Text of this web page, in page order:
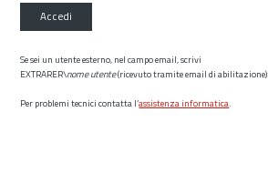
Accedi
Se sei un utente esterno, nel campo email, scrivi
EXTRARER\nome utente(ricevuto tramite email di abilitazione)
Per problemi tecnici contatta l’assistenza informatica.